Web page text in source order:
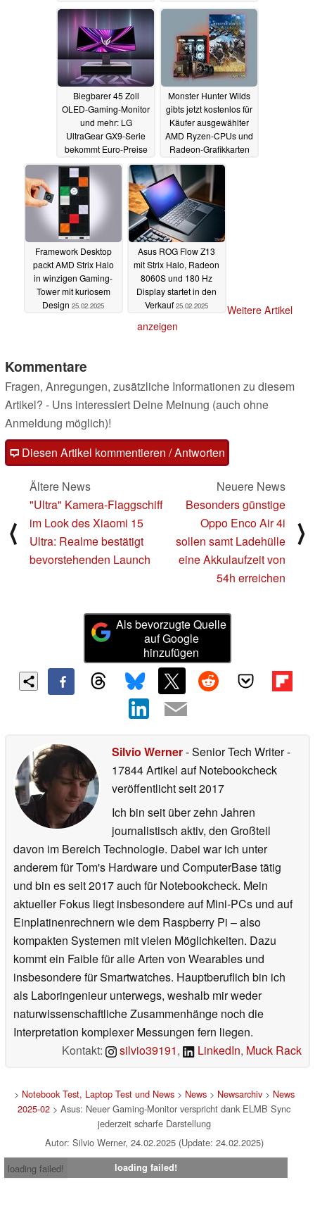
Biegbarer 45 Zoll
OLED-Gaming-Monitor
und mehr: LG
UltraGear GX9-Serie
bekommt Euro-Preise
und Starttermin
26.02.2025
Monster Hunter Wilds
gibts jetzt kostenlos für
Käufer ausgewählter
AMD Ryzen-CPUs und
Radeon-Grafikkarten
26.02.2025
Framework Desktop
packt AMD Strix Halo
in winzigen Gaming-
Tower mit kuriosem
Design 25.02.2025
Asus ROG Flow Z13
mit Strix Halo, Radeon
8060S und 180 Hz
Display startet in den
Verkauf 25.02.2025
Weitere Artikel
anzeigen
Kommentare
Fragen, Anregungen, zusätzliche Informationen zu diesem
Artikel? - Uns interessiert Deine Meinung (auch ohne
Anmeldung möglich)!
Diesen Artikel kommentieren / Antworten
⟨
Ältere News
"Ultra" Kamera-Flaggschiff
im Look des Xiaomi 15
Ultra: Realme bestätigt
bevorstehenden Launch
Neuere News
Besonders günstige
Oppo Enco Air 4i
sollen samt Ladehülle
eine Akkulaufzeit von
54h erreichen
⟩
Als bevorzugte Quelle
auf Google
hinzufügen
Silvio Werner- Senior Tech Writer-
17844 Artikel auf Notebookcheck
veröffentlichtseit 2017
Ich bin seit über zehn Jahren
journalistisch aktiv, den Großteil
davon im Bereich Technologie. Dabei war ich unter
anderem für Tom's Hardware und ComputerBase tätig
und bin es seit 2017 auch für Notebookcheck. Mein
aktueller Fokus liegt insbesondere auf Mini-PCs und auf
Einplatinenrechnern wie dem Raspberry Pi – also
kompakten Systemen mit vielen Möglichkeiten. Dazu
kommt ein Faible für alle Arten von Wearables und
insbesondere für Smartwatches. Hauptberuflich bin ich
als Laboringenieur unterwegs, weshalb mir weder
naturwissenschaftliche Zusammenhänge noch die
Interpretation komplexer Messungen fern liegen.
Kontakt:
silvio39191, LinkedIn, Muck Rack
> Notebook Test, Laptop Test und News> News> Newsarchiv> News
2025-02 > Asus: Neuer Gaming-Monitor verspricht dank ELMB Sync
jederzeit scharfe Darstellung
Autor: Silvio Werner, 24.02.2025 (Update: 24.02.2025)
loading failed!
loading failed!